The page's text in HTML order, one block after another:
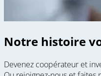
Notre histoire
Devenez coopérateur et